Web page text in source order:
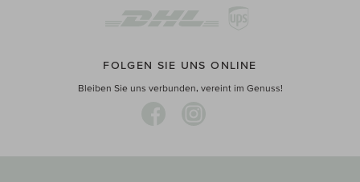
FOLGEN SIE UNS ONLINE
Bleiben Sie uns verbunden, vereint im Genuss!